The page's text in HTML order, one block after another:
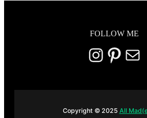
FOLLOW ME
Instagram Pinterest E-mail
Copyright © 2025 All